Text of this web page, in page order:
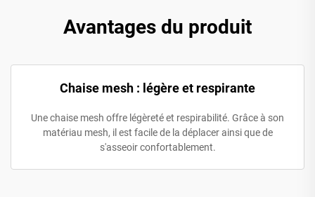
Avantages du produit
Chaise mesh : légère et respirante
Une chaise mesh offre légèreté et respirabilité. Grâce à son
matériau mesh, il est facile de la déplacer ainsi que de
s'asseoir confortablement.